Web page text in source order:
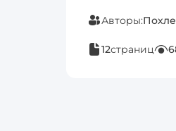
Авторы:
12страниц